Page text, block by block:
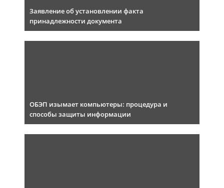
Заявление об установлении факта
принадлежности документа
ОБЭП изымает компьютеры: процедура и
способы защиты информации